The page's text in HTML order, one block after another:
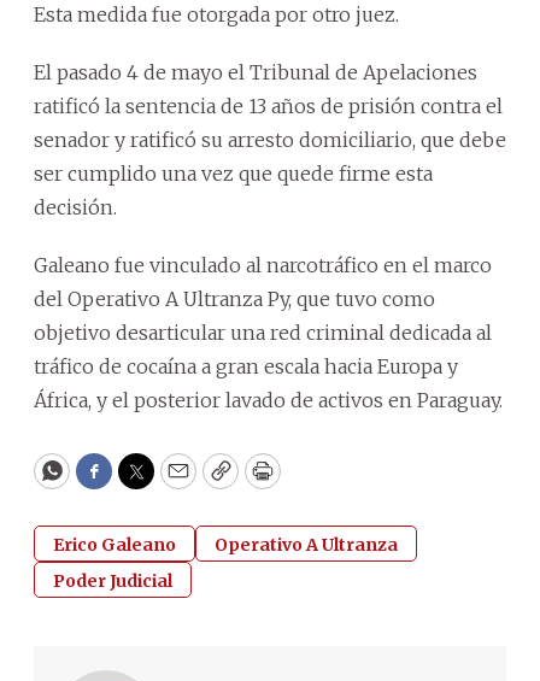
Esta medida fue otorgada por otro juez.
El pasado 4 de mayo el Tribunal de Apelaciones
ratificó la sentencia de 13 años de prisión contra el
senador y ratificó su arresto domiciliario, que debe
ser cumplido una vez que quede firme esta
decisión.
Galeano fue vinculado al narcotráfico en el marco
del Operativo A Ultranza Py, que tuvo como
objetivo desarticular una red criminal dedicada al
tráfico de cocaína a gran escala hacia Europa y
África, y el posterior lavado de activos en Paraguay.
WhatsApp
Facebook
Twitter
EmailCopyPrint
Erico Galeano
Operativo A Ultranza
Poder Judicial